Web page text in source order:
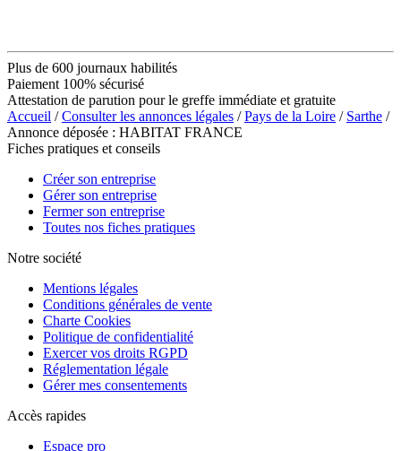
Plus de 600 journaux habilités
Paiement 100% sécurisé
Attestation de parution pour le greffe immédiate et gratuite
Accueil /Consulter les annonces légales /Pays de la Loire / Sarthe /
Annonce déposée : HABITAT FRANCE
Fiches pratiques et conseils
Créer son entreprise
Gérer son entreprise
Fermer son entreprise
Toutes nos fiches pratiques
Notre société
Mentions légales
Conditions générales de vente
Charte Cookies
Politique de confidentialité
Exercer vos droits RGPD
Réglementation légale
Gérer mes consentements
Accès rapides
Espace pro